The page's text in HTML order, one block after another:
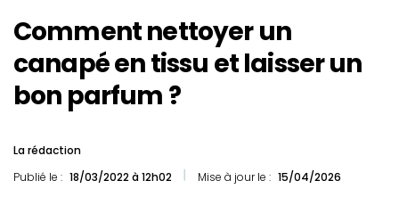
Comment nettoyer un
canapé en tissu et laisser un
bon parfum ?
La rédaction
Publié le : 18/03/2022 à 12h02 Mise à jour le : 15/04/2026